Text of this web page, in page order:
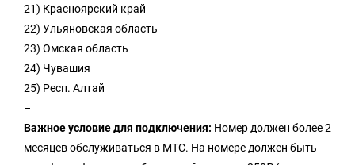
21) Красноярский край
22) Ульяновская область
23) Омская область
24) Чувашия
25) Респ. Алтай
–
Важное условие для подключения: Номер должен более 2
месяцев обслуживаться в МТС. На номере должен быть